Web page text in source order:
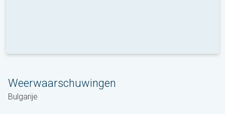
Weerwaarschuwingen
Bulgarije